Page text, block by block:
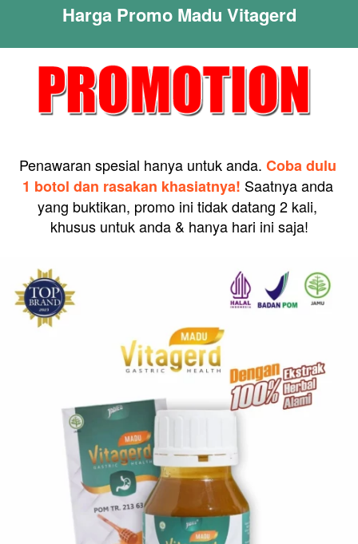
Harga Promo Madu Vitagerd
Penawaran spesial hanya untuk anda. Coba dulu
1 botol dan rasakan khasiatnya! Saatnya anda
yang buktikan, promo ini tidak datang 2 kali,
khusus untuk anda & hanya hari ini saja!